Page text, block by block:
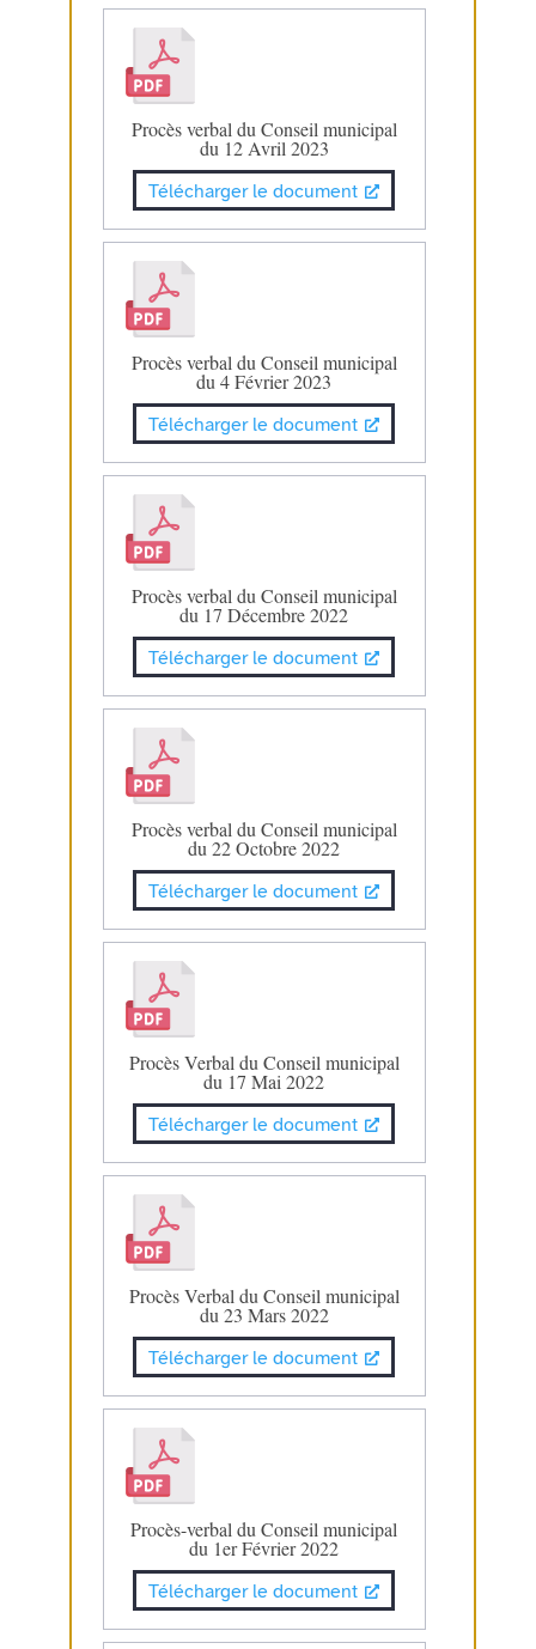
Procès verbal du Conseil municipal
du 12 Avril 2023
Télécharger le document
Procès verbal du Conseil municipal
du 4 Février 2023
Télécharger le document
Procès verbal du Conseil municipal
du 17 Décembre 2022
Télécharger le document
Procès verbal du Conseil municipal
du 22 Octobre 2022
Télécharger le document
Procès Verbal du Conseil municipal
du 17 Mai 2022
Télécharger le document
Procès Verbal du Conseil municipal
du 23 Mars 2022
Télécharger le document
Procès-verbal du Conseil municipal
du 1er Février 2022
Télécharger le document